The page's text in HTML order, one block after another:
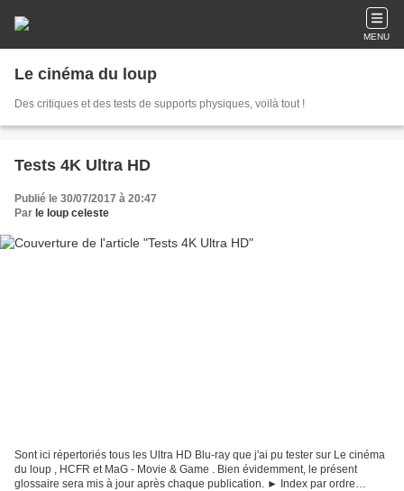
MENU
Le cinéma du loup
Des critiques et des tests de supports physiques, voilà tout !
Tests 4K Ultra HD
Publié le 30/07/2017 à 20:47
Par le loup celeste
Sont ici répertoriés tous les Ultra HD Blu-ray que j'ai pu tester sur Le cinéma
du loup , HCFR et MaG - Movie & Game . Bien évidemment, le présent
glossaire sera mis à jour après chaque publication. ► Index par ordre